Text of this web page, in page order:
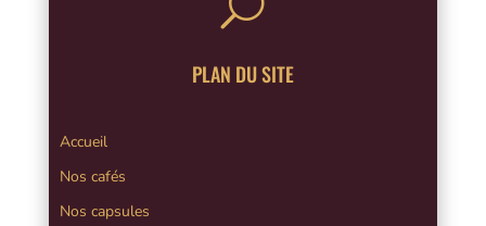
PLAN DU SITE
Accueil
Nos cafés
Nos capsules